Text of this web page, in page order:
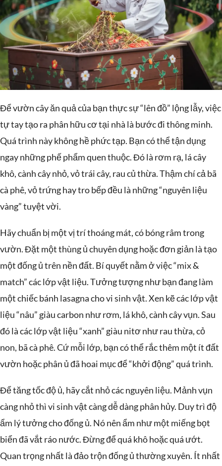
Để vườn cây ăn quả của bạn thực sự “lên đồ” lộng lẫy, việc
tự tay tạo ra phân hữu cơ tại nhà là bước đi thông minh.
Quá trình này không hề phức tạp. Bạn có thể tận dụng
ngay những phế phẩm quen thuộc. Đó là rơm rạ, lá cây
khô, cành cây nhỏ, vỏ trái cây, rau củ thừa. Thậm chí cả bã
cà phê, vỏ trứng hay tro bếp đều là những “nguyên liệu
vàng” tuyệt vời.
Hãy chuẩn bị một vị trí thoáng mát, có bóng râm trong
vườn. Đặt một thùng ủ chuyên dụng hoặc đơn giản là tạo
một đống ủ trên nền đất. Bí quyết nằm ở việc “mix &
match” các lớp vật liệu. Tưởng tượng như bạn đang làm
một chiếc bánh lasagna cho vi sinh vật. Xen kẽ các lớp vật
liệu “nâu” giàu carbon như rơm, lá khô, cành cây vụn. Sau
đó là các lớp vật liệu “xanh” giàu nitơ như rau thừa, cỏ
non, bã cà phê. Cứ mỗi lớp, bạn có thể rắc thêm một ít đất
vườn hoặc phân ủ đã hoai mục để “khởi động” quá trình.
Để tăng tốc độ ủ, hãy cắt nhỏ các nguyên liệu. Mảnh vụn
càng nhỏ thì vi sinh vật càng dễ dàng phân hủy. Duy trì độ
ẩm lý tưởng cho đống ủ. Nó nên ẩm như một miếng bọt
biển đã vắt ráo nước. Đừng để quá khô hoặc quá ướt.
Quan trọng nhất là đảo trộn đống ủ thường xuyên. Ít nhất